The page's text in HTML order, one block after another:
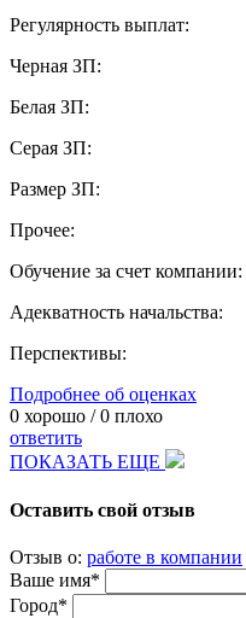
Регулярность выплат:
Черная ЗП:
Белая ЗП:
Серая ЗП:
Размер ЗП:
Прочее:
Обучение за счет компании:
Адекватность начальства:
Перспективы:
Подробнее об оценках
0 хорошо /0 плохо
ответить
ПОКАЗАТЬ ЕЩЕ
Оставить свой отзыв
Отзыв о: работе в компании
Ваше имя*
Город*